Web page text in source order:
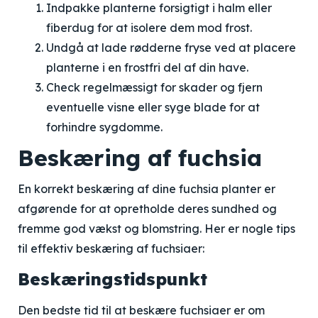
Indpakke planterne forsigtigt i halm eller
fiberdug for at isolere dem mod frost.
Undgå at lade rødderne fryse ved at placere
planterne i en frostfri del af din have.
Check regelmæssigt for skader og fjern
eventuelle visne eller syge blade for at
forhindre sygdomme.
Beskæring af fuchsia
En korrekt beskæring af dine fuchsia planter er
afgørende for at opretholde deres sundhed og
fremme god vækst og blomstring. Her er nogle tips
til effektiv beskæring af fuchsiaer:
Beskæringstidspunkt
Den bedste tid til at beskære fuchsiaer er om